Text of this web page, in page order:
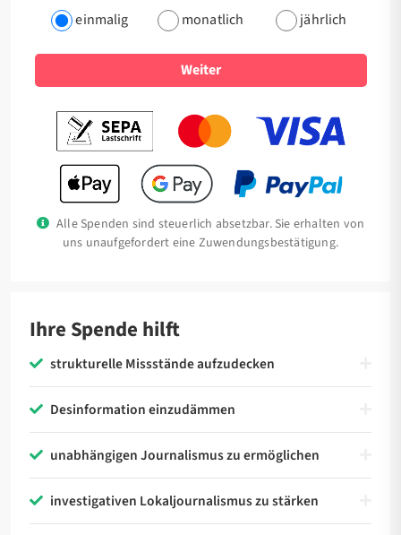
einmalig
monatlich jährlich
Weiter
Alle Spenden sind steuerlich absetzbar. Sie erhalten von
uns unaufgefordert eine Zuwendungsbestätigung.
Ihre Spende hilft
strukturelle Missstände aufzudecken
Desinformation einzudämmen
unabhängigen Journalismus zu ermöglichen
investigativen Lokaljournalismus zu stärken